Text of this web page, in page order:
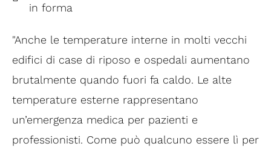
in forma
"Anche le temperature interne in molti vecchi
edifici di case di riposo e ospedali aumentano
brutalmente quando fuori fa caldo. Le alte
temperature esterne rappresentano
un’emergenza medica per pazienti e
professionisti. Come può qualcuno essere lì per